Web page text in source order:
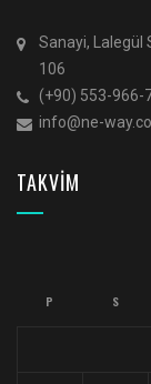
Sanayi, Lalegül
106
(+90) 553-966-
info@ne-
TAKVİM
P S